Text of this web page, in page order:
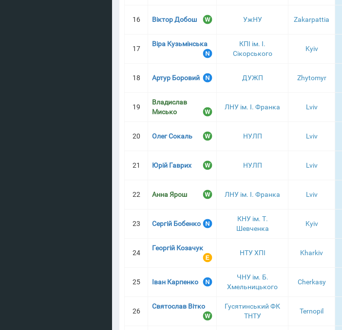
16 Віктор Добош УжНУ Zakarpattia
17
Віра Кузьмінська
КПІ ім. І.
Сікорського
Kyiv
18 Артур Боровий ДУЖП Zhytomyr
19
Владислав
Мисько
ЛНУ ім. І. Франка Lviv
20 Олег Сокаль НУЛП Lviv
21 Юрій Гаврих НУЛП Lviv
22 Анна Ярош ЛНУ ім. І. Франка Lviv
23 Сергій Бобенко
КНУ ім. Т.
Шевченка
Kyiv
24
Георгій Козачук
НТУ ХПІ Kharkiv
25 Іван Карпенко
ЧНУ ім. Б.
Хмельницького
Cherkasy
26
Святослав Вітко
Гусятинський ФК
ТНТУ
Ternopil